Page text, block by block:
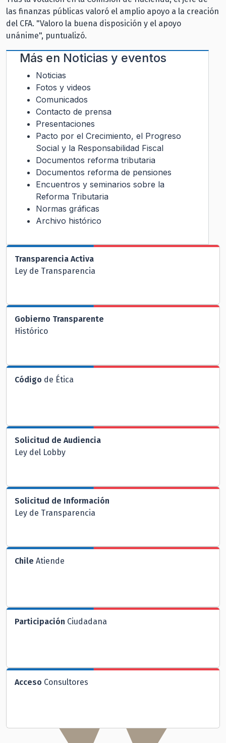
las finanzas públicas valoró el amplio apoyo a la creación
del CFA. "Valoro la buena disposición y el apoyo
unánime", puntualizó.
Más en Noticias y eventos
Noticias
Fotos y videos
Comunicados
Contacto de prensa
Presentaciones
Pacto por el Crecimiento, el Progreso
Social y la Responsabilidad Fiscal
Documentos reforma tributaria
Documentos reforma de pensiones
Encuentros y seminarios sobre la
Reforma Tributaria
Normas gráficas
Archivo histórico
Transparencia Activa
Ley de Transparencia
Gobierno Transparente
Histórico
Código de Ética
Solicitud de Audiencia
Ley del Lobby
Solicitud de Información
Ley de Transparencia
Chile Atiende
Participación Ciudadana
Acceso Consultores